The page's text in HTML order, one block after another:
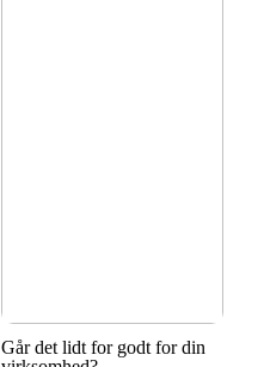
Går det lidt for godt for din